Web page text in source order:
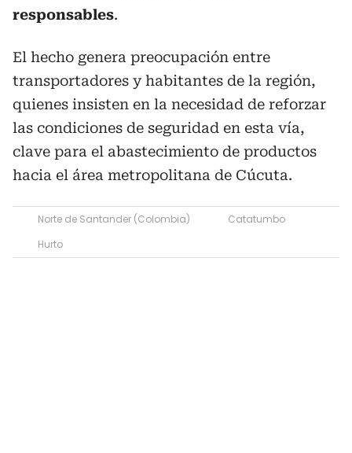
responsables.
El hecho genera preocupación entre
transportadores y habitantes de la región,
quienes insisten en la necesidad de reforzar
las condiciones de seguridad en esta vía,
clave para el abastecimiento de productos
hacia el área metropolitana de Cúcuta.
Norte de Santander (Colombia)
Catatumbo
Hurto